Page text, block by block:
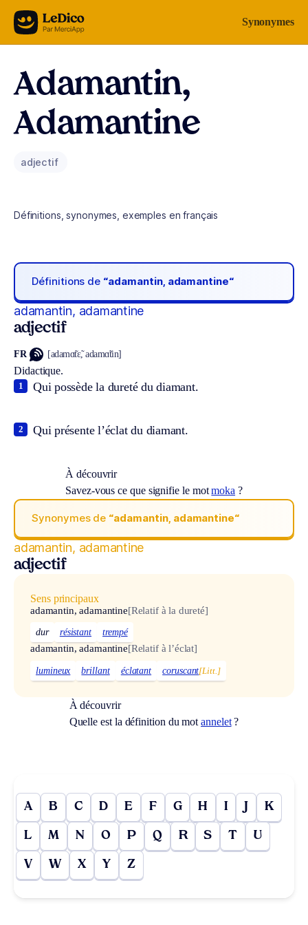
Aller au contenu Synonymes
Adamantin,
Adamantine
adjectif
Définitions, synonymes, exemples en français
Définitions de “adamantin, adamantine“
adamantin, adamantine
adjectif
FR [adamɑ̃tɛ̃, adamɑ̃tin]
Didactique.
Qui possède la dureté du diamant.
1
Qui présente l’éclat du diamant.
2
À découvrir
Savez-vous ce que signifie le motmoka ?
Synonymes de “adamantin, adamantine“
adamantin, adamantine
adjectif
Sens principaux
adamantin, adamantine[Relatif à la dureté]
dur résistant trempé
adamantin, adamantine[Relatif à l’éclat]
lumineux brillant éclatant coruscant[Litt.]
À découvrir
Quelle est la définition du motannelet?
A B C D E F G H I J K
L M N O P Q R S T U
V W X Y Z